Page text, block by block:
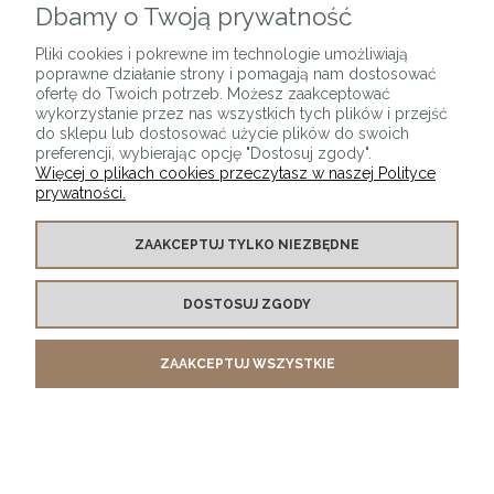
Krzesło TUYA beżowe
419,00 zł
DO KOSZYKA
Dbamy o Twoją prywatność
Pliki cookies i pokrewne im technologie umożliwiają
poprawne działanie strony i pomagają nam dostosować
ofertę do Twoich potrzeb. Możesz zaakceptować
wykorzystanie przez nas wszystkich tych plików i przejść
do sklepu lub dostosować użycie plików do swoich
preferencji, wybierając opcję "Dostosuj zgody".
Więcej o plikach cookies przeczytasz w naszej Polityce
prywatności.
ZAAKCEPTUJ TYLKO NIEZBĘDNE
DOSTOSUJ ZGODY
ZAAKCEPTUJ WSZYSTKIE